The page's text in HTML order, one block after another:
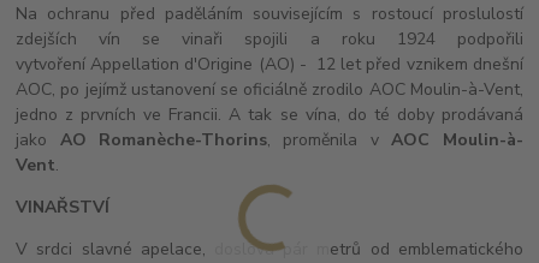
Na ochranu před paděláním souvisejícím s rostoucí proslulostí
zdejších vín se vinaři spojili a roku 1924 podpořili
vytvoření Appellation d'Origine (AO) - 12 let před vznikem dnešní
AOC, po jejímž ustanovení se oficiálně zrodilo AOC Moulin-à-Vent,
jedno z prvních ve Francii. A tak se vína, do té doby prodávaná
jako AO Romanèche-Thorins, proměnila vAOC Moulin-à-
Vent.
VINAŘSTVÍ
V srdci slavné apelace, doslova pár metrů od emblematického